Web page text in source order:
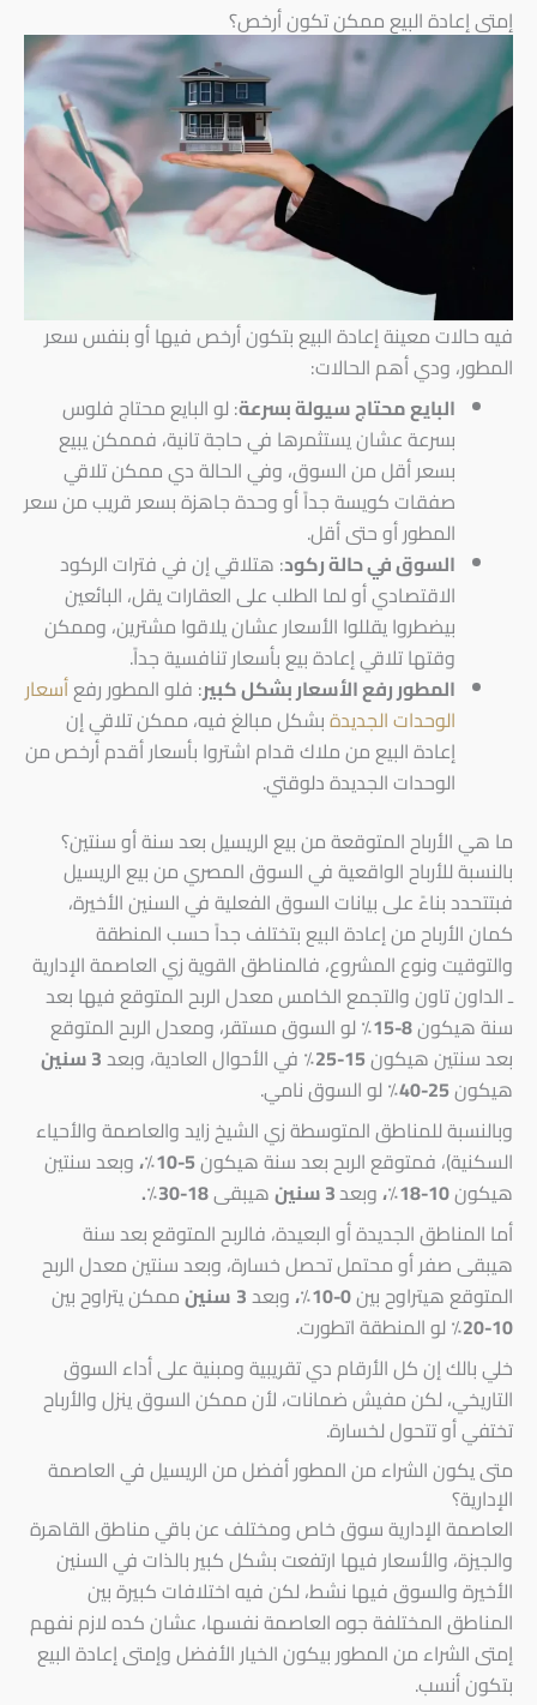
إمتى إعادة البيع ممكن تكون أرخص؟
فيه حالات معينة إعادة البيع بتكون أرخص فيها أو بنفس سعر
المطور، ودي أهم الحالات:
البايع محتاج سيولة بسرعة: لو البايع محتاج فلوس
بسرعة عشان يستثمرها في حاجة تانية، فممكن يبيع
بسعر أقل من السوق، وفي الحالة دي ممكن تلاقي
صفقات كويسة جداً أو وحدة جاهزة بسعر قريب من سعر
المطور أو حتى أقل.
السوق في حالة ركود: هتلاقي إن في فترات الركود
الاقتصادي أو لما الطلب على العقارات يقل، البائعين
بيضطروا يقللوا الأسعار عشان يلاقوا مشترين، وممكن
وقتها تلاقي إعادة بيع بأسعار تنافسية جداً.
المطور رفع الأسعار بشكل كبير: فلو المطور رفعأسعار
الوحدات الجديدةبشكل مبالغ فيه، ممكن تلاقي إن
إعادة البيع من ملاك قدام اشتروا بأسعار أقدم أرخص من
الوحدات الجديدة دلوقتي.
ما هي الأرباح المتوقعة من بيع الريسيل بعد سنة أو سنتين؟
بالنسبة للأرباح الواقعية في السوق المصري من بيع الريسيل
فبتتحدد بناءً على بيانات السوق الفعلية في السنين الأخيرة،
كمان الأرباح من إعادة البيع بتختلف جداً حسب المنطقة
والتوقيت ونوع المشروع، فالمناطق القوية زي العاصمة الإدارية
ـ الداون تاون والتجمع الخامس معدل الربح المتوقع فيها بعد
سنة هيكون8-15٪
لو السوق مستقر، ومعدل الربح المتوقع
بعد سنتين هيكون15-25٪ في الأحوال العادية، وبعد3 سنين
هيكون25-40٪
لو السوق نامي.
وبالنسبة للمناطق المتوسطة زي الشيخ زايد والعاصمة والأحياء
السكنية)، فمتوقع الربح بعد سنة هيكون5-10٪،
وبعد سنتين
هيكون10-18٪، وبعد هيبقى18-30٪.
أما المناطق الجديدة أو البعيدة، فالربح المتوقع بعد سنة
هيبقى صفر أو محتمل تحصل خسارة، وبعد سنتين معدل الربح
المتوقع هيتراوح بين0-10٪، وبعد3 سنينممكن يتراوح بين
10-20٪
لو المنطقة اتطورت.
خلي بالك إن كل الأرقام دي تقريبية ومبنية على أداء السوق
التاريخي، لكن مفيش ضمانات، لأن ممكن السوق ينزل والأرباح
تختفي أو تتحول لخسارة.
متى يكون الشراء من المطور أفضل من الريسيل في العاصمة
الإدارية؟
العاصمة الإدارية سوق خاص ومختلف عن باقي مناطق القاهرة
والجيزة، والأسعار فيها ارتفعت بشكل كبير بالذات في السنين
الأخيرة والسوق فيها نشط، لكن فيه اختلافات كبيرة بين
المناطق المختلفة جوه العاصمة نفسها، عشان كده لازم نفهم
إمتى الشراء من المطور بيكون الخيار الأفضل وإمتى إعادة البيع
بتكون أنسب.